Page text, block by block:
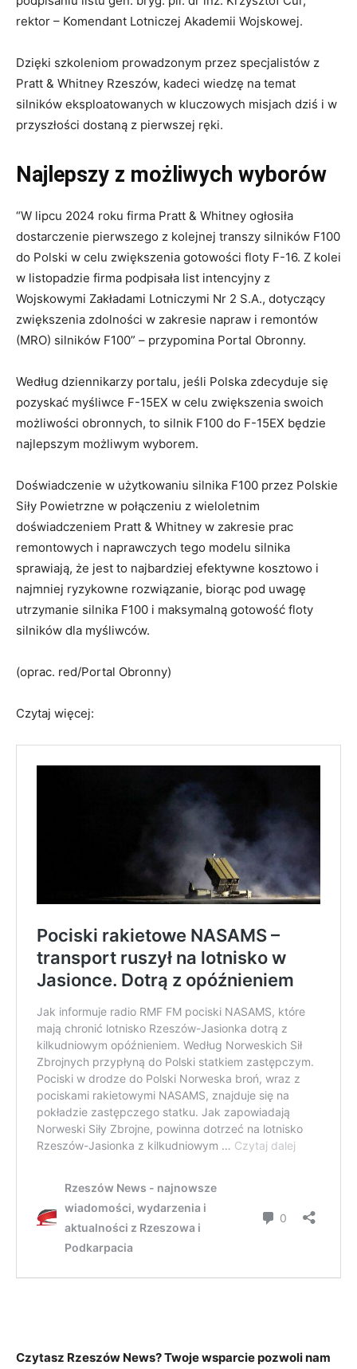
rektor – Komendant Lotniczej Akademii Wojskowej.
Dzięki szkoleniom prowadzonym przez specjalistów z
Pratt & Whitney Rzeszów, kadeci wiedzę na temat
silników eksploatowanych w kluczowych misjach dziś i w
przyszłości dostaną z pierwszej ręki.
Najlepszy z możliwych wyborów
“W lipcu 2024 roku firma Pratt & Whitney ogłosiła
dostarczenie pierwszego z kolejnej transzy silników F100
do Polski w celu zwiększenia gotowości floty F-16. Z kolei
w listopadzie firma podpisała list intencyjny z
Wojskowymi Zakładami Lotniczymi Nr 2 S.A., dotyczący
zwiększenia zdolności w zakresie napraw i remontów
(MRO) silników F100” – przypomina Portal Obronny.
Według dziennikarzy portalu, jeśli Polska zdecyduje się
pozyskać myśliwce F-15EX w celu zwiększenia swoich
możliwości obronnych, to silnik F100 do F-15EX będzie
najlepszym możliwym wyborem.
Doświadczenie w użytkowaniu silnika F100 przez Polskie
Siły Powietrzne w połączeniu z wieloletnim
doświadczeniem Pratt & Whitney w zakresie prac
remontowych i naprawczych tego modelu silnika
sprawiają, że jest to najbardziej efektywne kosztowo i
najmniej ryzykowne rozwiązanie, biorąc pod uwagę
utrzymanie silnika F100 i maksymalną gotowość floty
silników dla myśliwców.
(oprac. red/Portal Obronny)
Czytaj więcej:
Czytasz Rzeszów News? Twoje wsparcie pozwoli nam